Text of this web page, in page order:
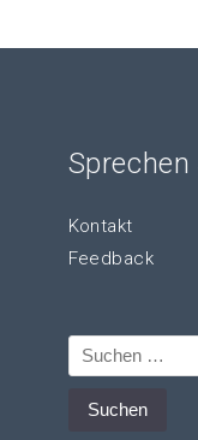
Sprechen
Kontakt
Feedback
Suchen
nach: